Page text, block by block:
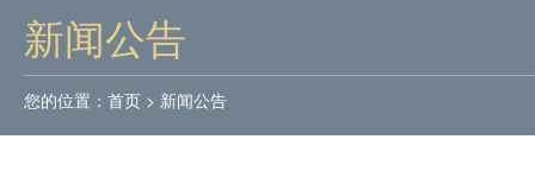
我的足迹：
新闻公告
您的位置： 首页 > 新闻公告